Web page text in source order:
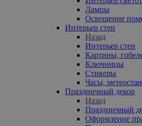
Лампы
Освещение
Интерьер стен
Назад
Интерьер стен
Картины,
Ключницы
Стикеры
Часы,
Праздничный декор
Назад
Праздничный
Оформление